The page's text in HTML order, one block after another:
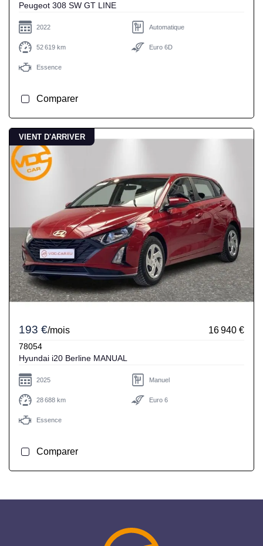
Peugeot 308 SW GT LINE
2022 Automatique
52 619 km Euro 6D
Essence
Comparer
VIENT D'ARRIVER
193 €/mois 16 940 €
78054
Hyundai i20 Berline MANUAL
2025 Manuel
28 688 km Euro 6
Essence
Comparer